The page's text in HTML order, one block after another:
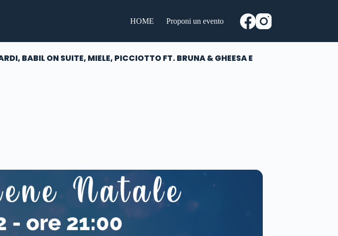
HOME Proponi un evento
BABIL ON SUITE, MIELE, PICCIOTTO FT. BRUNA & GHEESA E